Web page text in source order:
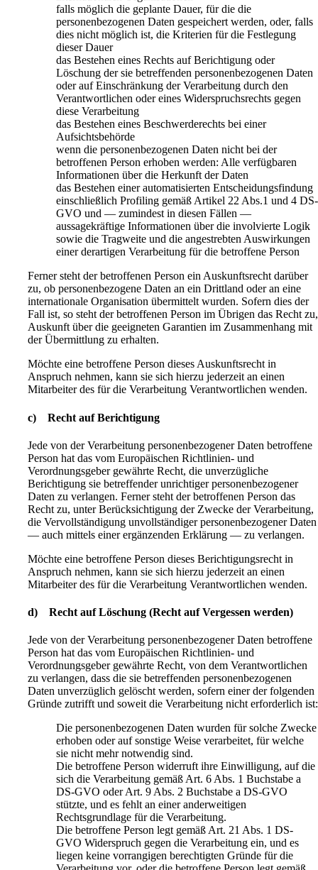
falls möglich die geplante Dauer, für die die
personenbezogenen Daten gespeichert werden, oder, falls
dies nicht möglich ist, die Kriterien für die Festlegung
dieser Dauer
das Bestehen eines Rechts auf Berichtigung oder
Löschung der sie betreffenden personenbezogenen Daten
oder auf Einschränkung der Verarbeitung durch den
Verantwortlichen oder eines Widerspruchsrechts gegen
diese Verarbeitung
das Bestehen eines Beschwerderechts bei einer
Aufsichtsbehörde
wenn die personenbezogenen Daten nicht bei der
betroffenen Person erhoben werden: Alle verfügbaren
Informationen über die Herkunft der Daten
das Bestehen einer automatisierten Entscheidungsfindung
einschließlich Profiling gemäß Artikel 22 Abs.1 und 4 DS-
GVO und — zumindest in diesen Fällen —
aussagekräftige Informationen über die involvierte Logik
sowie die Tragweite und die angestrebten Auswirkungen
einer derartigen Verarbeitung für die betroffene Person
Ferner steht der betroffenen Person ein Auskunftsrecht darüber
zu, ob personenbezogene Daten an ein Drittland oder an eine
internationale Organisation übermittelt wurden. Sofern dies der
Fall ist, so steht der betroffenen Person im Übrigen das Recht zu,
Auskunft über die geeigneten Garantien im Zusammenhang mit
der Übermittlung zu erhalten.
Möchte eine betroffene Person dieses Auskunftsrecht in
Anspruch nehmen, kann sie sich hierzu jederzeit an einen
Mitarbeiter des für die Verarbeitung Verantwortlichen wenden.
c) Recht auf Berichtigung
Jede von der Verarbeitung personenbezogener Daten betroffene
Person hat das vom Europäischen Richtlinien- und
Verordnungsgeber gewährte Recht, die unverzügliche
Berichtigung sie betreffender unrichtiger personenbezogener
Daten zu verlangen. Ferner steht der betroffenen Person das
Recht zu, unter Berücksichtigung der Zwecke der Verarbeitung,
die Vervollständigung unvollständiger personenbezogener Daten
— auch mittels einer ergänzenden Erklärung — zu verlangen.
Möchte eine betroffene Person dieses Berichtigungsrecht in
Anspruch nehmen, kann sie sich hierzu jederzeit an einen
Mitarbeiter des für die Verarbeitung Verantwortlichen wenden.
d) Recht auf Löschung (Recht auf Vergessen werden)
Jede von der Verarbeitung personenbezogener Daten betroffene
Person hat das vom Europäischen Richtlinien- und
Verordnungsgeber gewährte Recht, von dem Verantwortlichen
zu verlangen, dass die sie betreffenden personenbezogenen
Daten unverzüglich gelöscht werden, sofern einer der folgenden
Gründe zutrifft und soweit die Verarbeitung nicht erforderlich ist:
Die personenbezogenen Daten wurden für solche Zwecke
erhoben oder auf sonstige Weise verarbeitet, für welche
sie nicht mehr notwendig sind.
Die betroffene Person widerruft ihre Einwilligung, auf die
sich die Verarbeitung gemäß Art. 6 Abs. 1 Buchstabe a
DS-GVO oder Art. 9 Abs. 2 Buchstabe a DS-GVO
stützte, und es fehlt an einer anderweitigen
Rechtsgrundlage für die Verarbeitung.
Die betroffene Person legt gemäß Art. 21 Abs. 1 DS-
GVO Widerspruch gegen die Verarbeitung ein, und es
liegen keine vorrangigen berechtigten Gründe für die